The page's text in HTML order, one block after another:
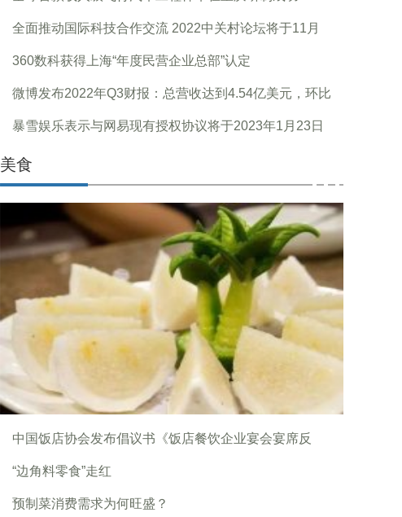
全面推动国际科技合作交流 2022中关村论坛将于11月
360数科获得上海“年度民营企业总部”认定
微博发布2022年Q3财报：总营收达到4.54亿美元，环比
暴雪娱乐表示与网易现有授权协议将于2023年1月23日
美食
中国饭店协会发布倡议书《饭店餐饮企业宴会宴席反
“边角料零食”走红
预制菜消费需求为何旺盛？